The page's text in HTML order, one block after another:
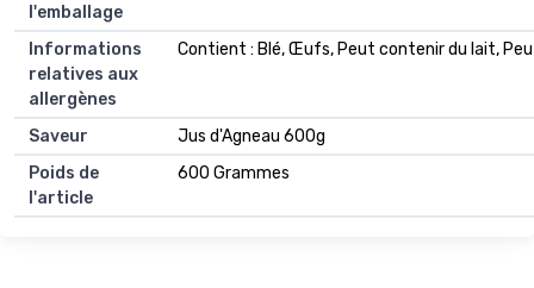
l'emballage
Informations
relatives aux
allergènes
Contient : Blé, Œufs, Peut contenir du lait,
Saveur
Jus d'Agneau 600g
Poids de
l'article
600 Grammes